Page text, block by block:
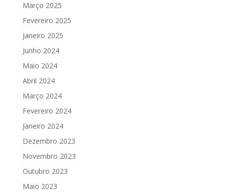
Março 2025
Fevereiro 2025
Janeiro 2025
Junho 2024
Maio 2024
Abril 2024
Março 2024
Fevereiro 2024
Janeiro 2024
Dezembro 2023
Novembro 2023
Outubro 2023
Maio 2023